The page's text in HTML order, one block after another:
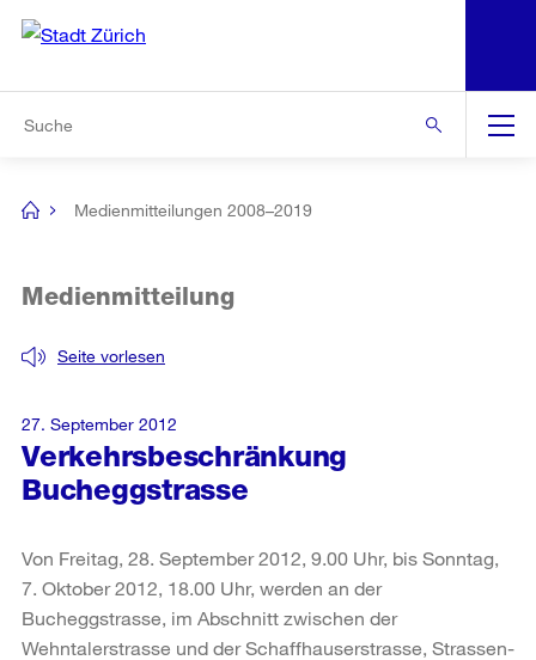
Navigation
[no
Medienmitteilungen 2008–2019
Verkehrsbeschränkung
Bucheggstrasse
Seite vorlesen
Medienmitteilung
27. September 2012
Von Freitag, 28. September 2012, 9.00 Uhr, bis Sonntag,
7. Oktober 2012, 18.00 Uhr, werden an der
Bucheggstrasse, im Abschnitt zwischen der
Wehntalerstrasse und der Schaffhauserstrasse, Strassen-